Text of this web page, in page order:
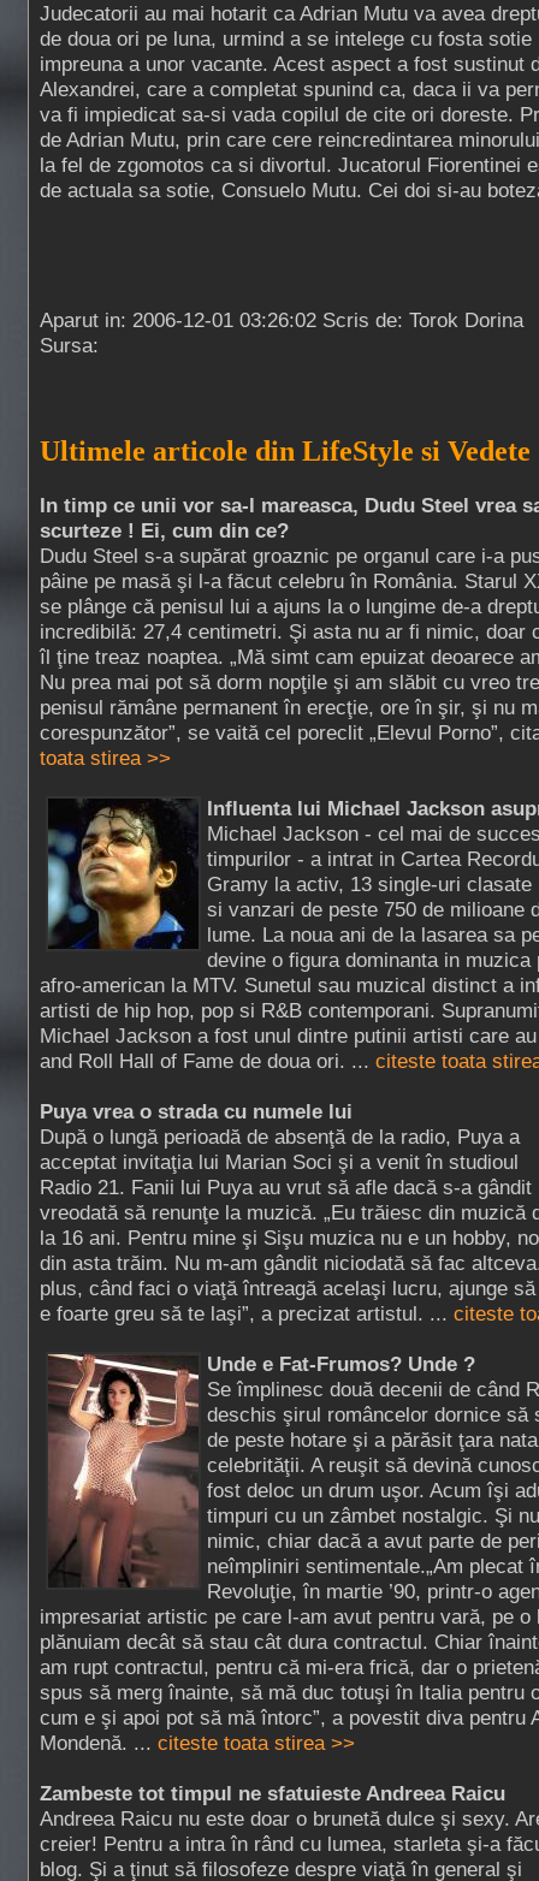
Judecatorii au mai hotarit ca Adrian Mutu va avea
de doua ori pe luna, urmind a se intelege cu fosta
impreuna a unor vacante. Acest aspect a fost sustinut
Alexandrei, care a completat spunind ca, daca ii va
va fi impiedicat sa-si vada copilul de cite ori doreste.
de Adrian Mutu, prin care cere reincredintarea
la fel de zgomotos ca si divortul. Jucatorul Fiorentinei
de actuala sa sotie, Consuelo Mutu. Cei doi si-au
Aparut in: 2006-12-01 03:26:02 Scris de: Torok Dorina
Sursa:
Ultimele articole din LifeStyle si Vedete
In timp ce unii vor sa-l mareasca, Dudu Steel vrea
scurteze ! Ei, cum din ce?
Dudu Steel s-a supărat groaznic pe organul care i-a
pâine pe masă şi l-a făcut celebru în România. Starul
se plânge că penisul lui a ajuns la o lungime de-a
incredibilă: 27,4 centimetri. Şi asta nu ar fi nimic, doar
îl ţine treaz noaptea. „Mă simt cam epuizat deoarece
Nu prea mai pot să dorm nopţile şi am slăbit cu vreo
penisul rămâne permanent în erecţie, ore în şir, şi nu
corespunzător”, se vaită cel poreclit „Elevul Porno”,
toata stirea >>
Influenta lui Michael Jackson
Michael Jackson - cel mai de
timpurilor - a intrat in Cartea
Gramy la activ, 13 single-uri
si vanzari de peste 750 de milioane
lume. La noua ani de la lasarea sa
devine o figura dominanta in
afro-american la MTV. Sunetul sau muzical distinct a
artisti de hip hop, pop si R&B contemporani.
Michael Jackson a fost unul dintre putinii artisti care
and Roll Hall of Fame de doua ori. ... citeste toata
Puya vrea o strada cu numele lui
După o lungă perioadă de absenţă de la radio, Puya a
acceptat invitaţia lui Marian Soci şi a venit în studioul
Radio 21. Fanii lui Puya au vrut să afle dacă s-a gândit
vreodată să renunţe la muzică. „Eu trăiesc din muzică
la 16 ani. Pentru mine şi Sişu muzica nu e un hobby,
din asta trăim. Nu m-am gândit niciodată să fac
plus, când faci o viaţă întreagă acelaşi lucru, ajunge
e foarte greu să te laşi”, a precizat artistul. ... citeste
Unde e Fat-Frumos? Unde ?
Se împlinesc două decenii de când
deschis şirul româncelor dornice să
de peste hotare şi a părăsit ţara
celebrităţii. A reuşit să devină
fost deloc un drum uşor. Acum îşi
timpuri cu un zâmbet nostalgic. Şi
nimic, chiar dacă a avut parte de
neîmpliniri sentimentale.„Am plecat
Revoluţie, în martie ’90, printr-o
impresariat artistic pe care l-am avut pentru vară, pe o
plănuiam decât să stau cât dura contractul. Chiar
am rupt contractul, pentru că mi-era frică, dar o
spus să merg înainte, să mă duc totuşi în Italia pentru
cum e şi apoi pot să mă întorc”, a povestit diva pentru
Mondenă. ... citeste toata stirea >>
Zambeste tot timpul ne sfatuieste Andreea Raicu
Andreea Raicu nu este doar o brunetă dulce şi sexy.
creier! Pentru a intra în rând cu lumea, starleta şi-a
blog. Şi a ţinut să filosofeze despre viaţă în general şi